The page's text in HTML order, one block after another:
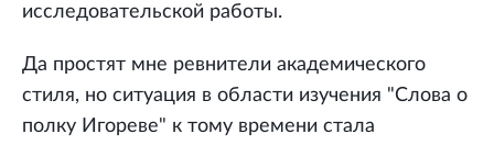
исследовательской работы.
Да простят мне ревнители академического
стиля, но ситуация в области изучения "Слова о
полку Игореве" к тому времени стала